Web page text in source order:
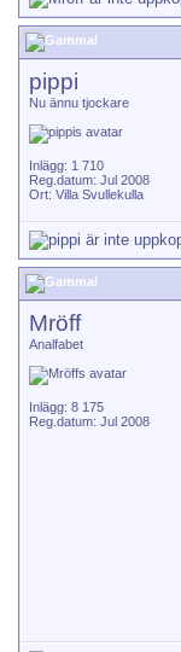
pippi
Nu ännu tjockare
Inlägg: 1 710
Reg.datum: Jul 2008
Ort: Villa Svullekulla
Mröff
Analfabet
Inlägg: 8 175
Reg.datum: Jul 2008